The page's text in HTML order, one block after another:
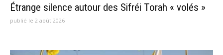
Étrange silence autour des Sifréi Torah « volés »
publié le 2 août 2026